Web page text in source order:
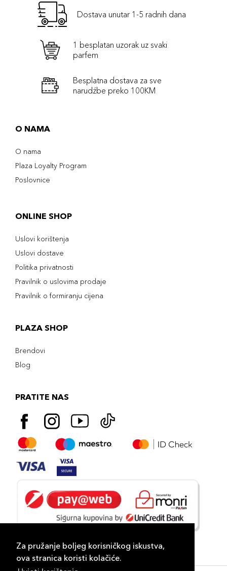
Za pružanje boljeg korisničkog iskustva,
ova stranica koristi kolačiće.
Dostava unutar 1-5 radnih dana
1 besplatan uzorak uz svaki
parfem
Besplatna dostava za sve
narudźbe preko 100KM
O NAMA
O nama
Plaza Loyalty Program
Poslovnice
ONLINE SHOP
Uslovi korištenja
Uslovi dostave
Politika privatnosti
Pravilnik o uslovima prodaje
Pravilnik o formiranju cijena
PLAZA SHOP
Brendovi
Blog
PRATITE NAS